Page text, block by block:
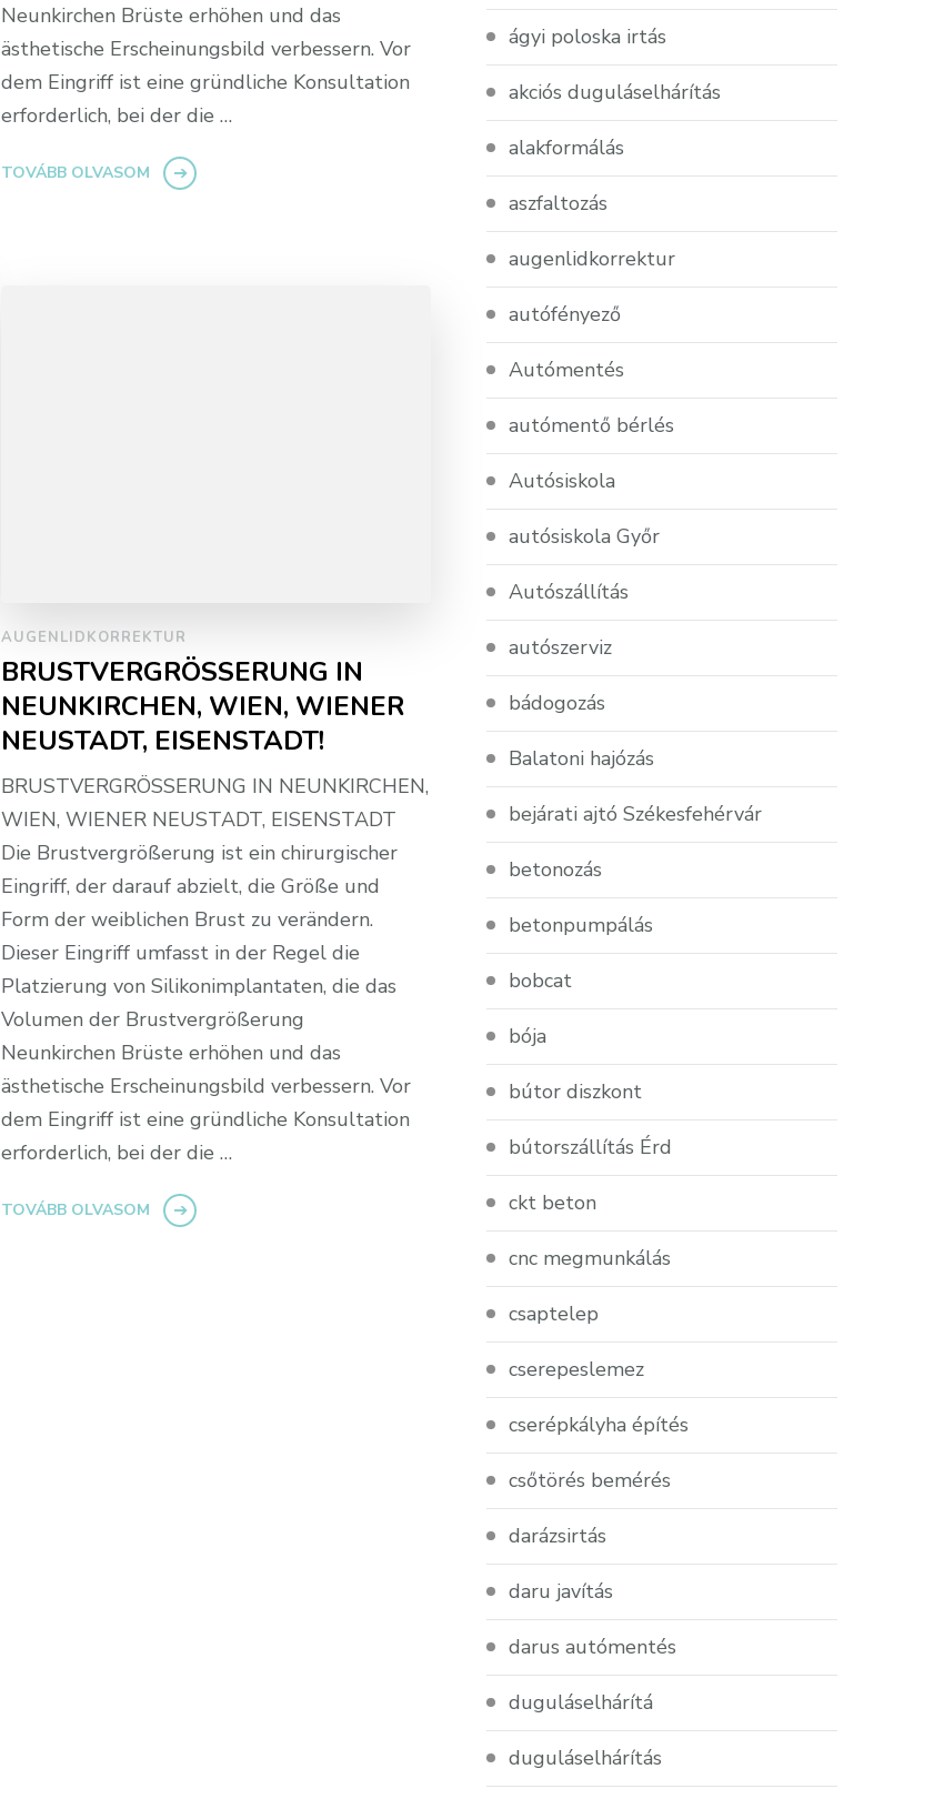
Neunkirchen Brüste erhöhen und das
ästhetische Erscheinungsbild verbessern. Vor
dem Eingriff ist eine gründliche Konsultation
erforderlich, bei der die …
TOVÁBB OLVASOM
AUGENLIDKORREKTUR
BRUSTVERGRÖSSERUNG IN
NEUNKIRCHEN, WIEN, WIENER
NEUSTADT, EISENSTADT!
BRUSTVERGRÖSSERUNG IN NEUNKIRCHEN,
WIEN, WIENER NEUSTADT, EISENSTADT
Die Brustvergrößerung ist ein chirurgischer
Eingriff, der darauf abzielt, die Größe und
Form der weiblichen Brust zu verändern.
Dieser Eingriff umfasst in der Regel die
Platzierung von Silikonimplantaten, die das
Volumen der Brustvergrößerung
Neunkirchen Brüste erhöhen und das
ästhetische Erscheinungsbild verbessern. Vor
dem Eingriff ist eine gründliche Konsultation
erforderlich, bei der die …
TOVÁBB OLVASOM
ágyi poloska irtás
akciós duguláselhárítás
alakformálás
aszfaltozás
augenlidkorrektur
autófényező
Autómentés
autómentő bérlés
Autósiskola
autósiskola Győr
Autószállítás
autószerviz
bádogozás
Balatoni hajózás
bejárati ajtó Székesfehérvár
betonozás
betonpumpálás
bobcat
bója
bútor diszkont
bútorszállítás Érd
ckt beton
cnc megmunkálás
csaptelep
cserepeslemez
cserépkályha építés
csőtörés bemérés
darázsirtás
daru javítás
darus autómentés
duguláselhárítá
duguláselhárítás